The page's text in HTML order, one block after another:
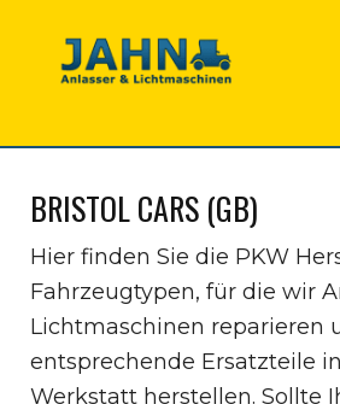
BRISTOL CARS (GB)
Hier finden Sie die PKW
Fahrzeugtypen, für die wir
Lichtmaschinen reparieren
entsprechende Ersatzteile
Werkstatt herstellen. Sollte